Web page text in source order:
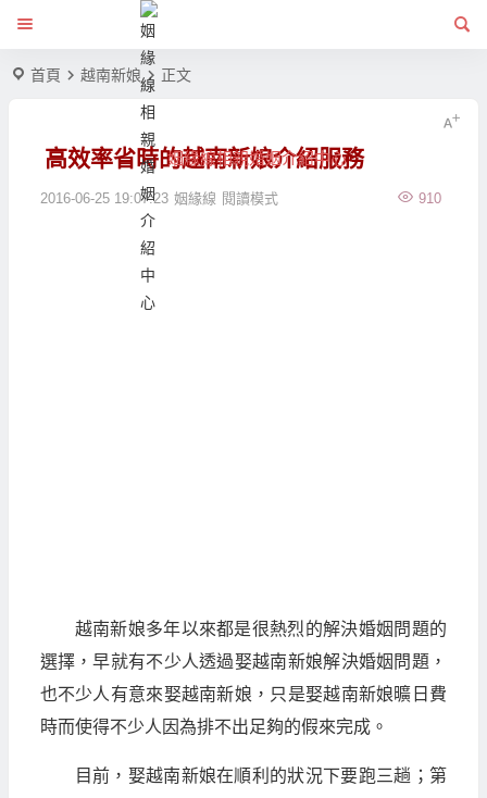
姻緣線相親婚姻介紹中心
首頁 越南新娘 正文
高效率省時的越南新娘介紹服務
2016-06-25 19:07:23 姻緣線 910
閱讀模式
越南新娘多年以來都是很熱烈的解決婚姻問題的
選擇，早就有不少人透過娶越南新娘解決婚姻問題，
也不少人有意來娶越南新娘，只是娶越南新娘曠日費
時而使得不少人因為排不出足夠的假來完成。
目前，娶越南新娘在順利的狀況下要跑三趟；第